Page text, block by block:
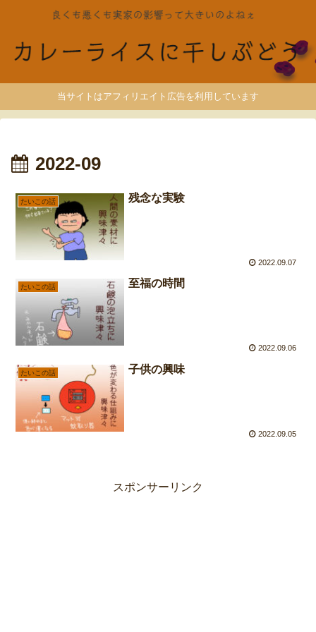
当サイトはアフィリエイト広告を利用しています
2022-09
たいこの話 残念な実験
2022.09.07
たいこの話 至福の時間
2022.09.06
たいこの話 子供の興味
2022.09.05
スポンサーリンク